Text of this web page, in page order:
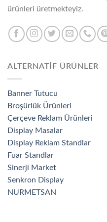
ürünleri üretmekteyiz.
ALTERNATİF ÜRÜNLER
Banner Tutucu
Broşürlük Ürünleri
Çerçeve Reklam Ürünleri
Display Masalar
Display Reklam Standlar
Fuar Standlar
Sinerji Market
Senkron Display
NURMETSAN